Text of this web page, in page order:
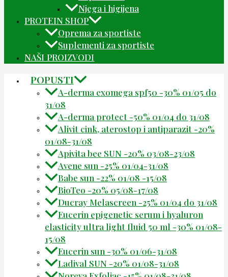
Njega i higijena
PROTEIN SHOP
Oprema za sportiste
Suplementi za sportiste
NAŠI PROIZVODI
POPUSTI
A-derma exomega spf50 -30% 01/05 do
31/08
A-derma protect -50% 01/04 do 31/08
Alivit cink, aterostop i antiparazit -20%
01/08-31/08
Apivita bee SUN -20% 03/08-23/08
Avene sun -25% 01/04-31/08
Babe sun -22% 01/08 -15/08
BioTeo -20% 05/08-17/08
Ducray Melascreen -25% 01/04 do 31/08
Eucerin epigenetic serum i hyaluron
elasticity ultra light fluid 50 ml -30% 01/08-
15/08
Eucerin sun -30% 01/06-31/08
Ladival SUN -20% 01/08-31/08